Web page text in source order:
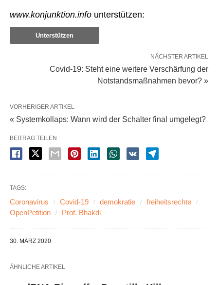
www.konjunktion.info unterstützen:
Unterstützen
NÄCHSTER ARTIKEL
Covid-19: Steht eine weitere Verschärfung der
Notstandsmaßnahmen bevor? »
VORHERIGER ARTIKEL
« Systemkollaps: Wann wird der Schalter final umgelegt?
BEITRAG TEILEN
TAGS:
Coronavirus Covid-19 demokratie
freiheitsrechte
OpenPetition
Prof. Bhakdi
30. MÄRZ 2020
ÄHNLICHE ARTIKEL